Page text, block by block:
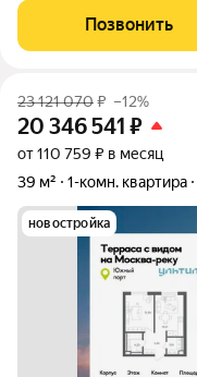
7% на 7 лет - Семейная
Ипотека для всех на весь
Позвонить
23 121 070₽ –12%
20 346 541 ₽
от 110 759 ₽ в месяц
39 м²
1-комн. квартира
новостройка